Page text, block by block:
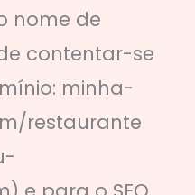
nome de
contentar-se
minha-
restaurante